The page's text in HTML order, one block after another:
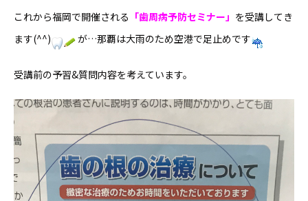
これから福岡で開催される 「歯周病予防セミナー」 を受講してき
ます(^^)
が…那覇は大雨のため空港で足止めです
受講前の予習&質問内容を考えています。